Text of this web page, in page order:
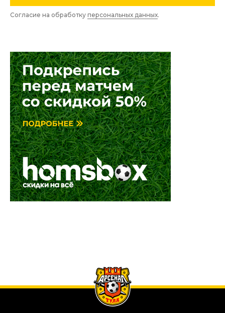
Согласие на обработку персональных данных.